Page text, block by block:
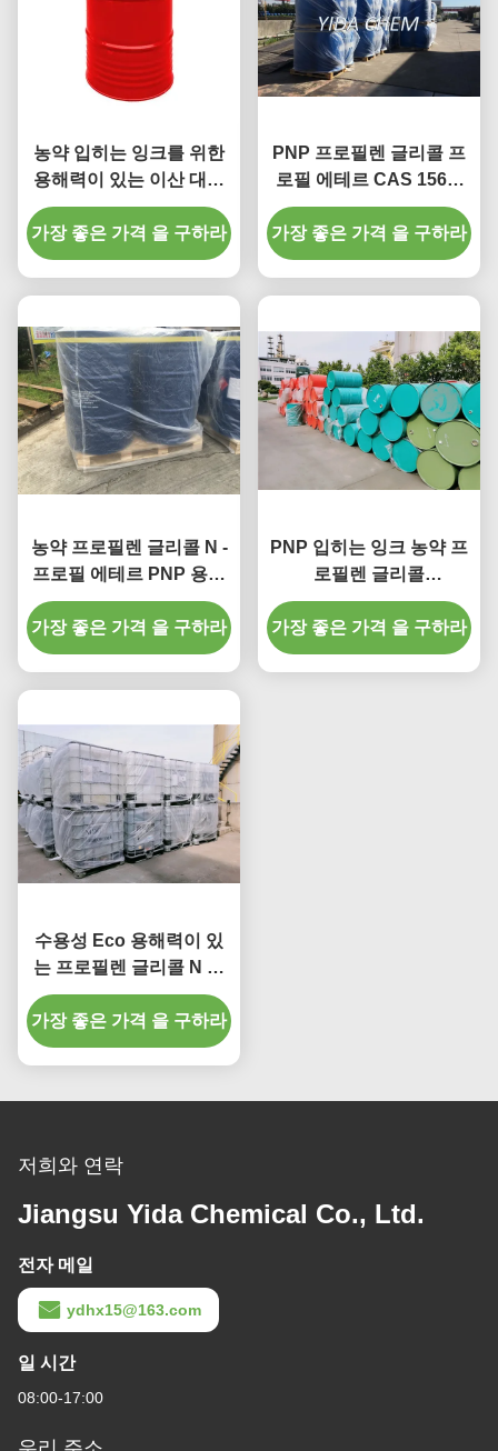
농약 입히는 잉크를 위한
용해력이 있는 이산 대리
인 더 얇은 프로필렌 글리
콜 프로필 에테르 99%
가장 좋은 가격 을 구하라
PNP 프로필렌 글리콜 프
로필 에테르 CAS 1569-
01-3 화학 보조 대리인
가장 좋은 가격 을 구하라
농약 프로필렌 글리콜 N -
프로필 에테르 PNP 용매
입히는 잉크를 위한 이산
대리인 희석제
가장 좋은 가격 을 구하라
PNP 입히는 잉크 농약 프
로필렌 글리콜
Monopropyl 용매 잉크를
위한 용해력이 있는 이산
대리인 희석제
가장 좋은 가격 을 구하라
수용성 Eco 용해력이 있
는 프로필렌 글리콜 N 프
로필 에테르 Arcosolv
PNP 1569-01-3년
가장 좋은 가격 을 구하라
저희와 연락
Jiangsu Yida Chemical Co., Ltd.
전자 메일
ydhx15@163.com
일 시간
08:00-17:00